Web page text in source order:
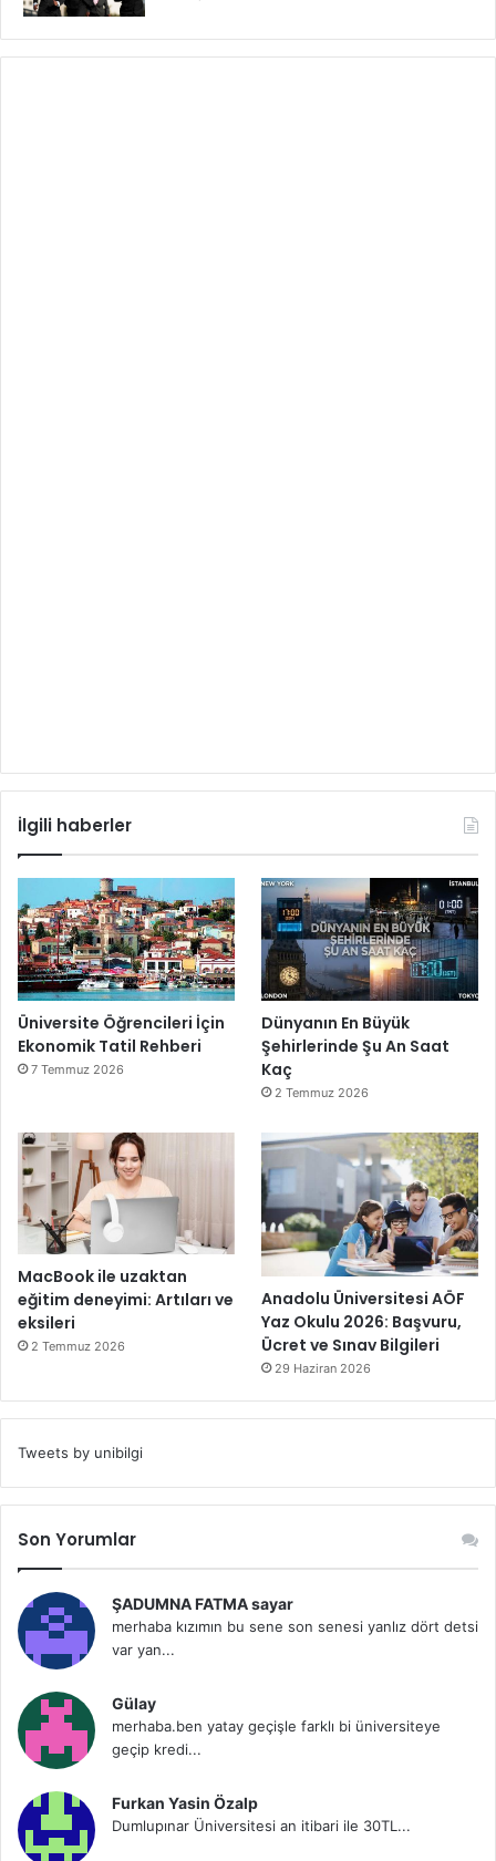
İlgili haberler
Üniversite Öğrencileri İçin
Ekonomik Tatil Rehberi
7 Temmuz 2026
Dünyanın En Büyük
Şehirlerinde Şu An Saat
Kaç
2 Temmuz 2026
MacBook ile uzaktan
eğitim deneyimi: Artıları ve
eksileri
2 Temmuz 2026
Anadolu Üniversitesi AÖF
Yaz Okulu 2026: Başvuru,
Ücret ve Sınav Bilgileri
29 Haziran 2026
Tweets by unibilgi
Son Yorumlar
ŞADUMNA FATMA sayar
merhaba kızımın bu sene son senesi yanlız dört detsi
var yan...
Gülay
merhaba.ben yatay geçişle farklı bi üniversiteye
geçip kredi...
Furkan Yasin Özalp
Dumlupınar Üniversitesi an itibari ile 30TL...